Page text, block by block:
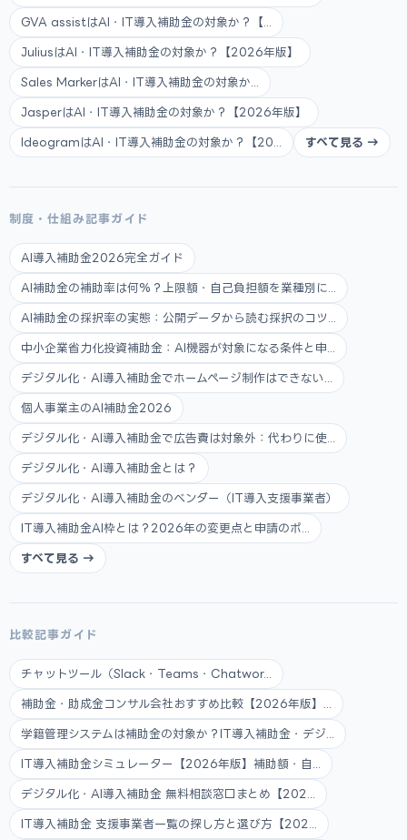
GVA assistはAI・IT導入補助金の対象か？【...
JuliusはAI・IT導入補助金の対象か？【2026年版】
Sales MarkerはAI・IT導入補助金の対象か...
JasperはAI・IT導入補助金の対象か？【2026年版】
IdeogramはAI・IT導入補助金の対象か？【20... すべて見る →
制度・仕組み記事ガイド
AI導入補助金2026完全ガイド
AI補助金の補助率は何%？上限額・自己負担額を業種別に...
AI補助金の採択率の実態：公開データから読む採択のコツ...
中小企業省力化投資補助金：AI機器が対象になる条件と申...
デジタル化・AI導入補助金でホームページ制作はできない...
個人事業主のAI補助金2026
デジタル化・AI導入補助金で広告費は対象外：代わりに使...
デジタル化・AI導入補助金とは？
デジタル化・AI導入補助金のベンダー（IT導入支援事業者）
IT導入補助金AI枠とは？2026年の変更点と申請のポ...
すべて見る →
比較記事ガイド
チャットツール（Slack・Teams・Chatwor...
補助金・助成金コンサル会社おすすめ比較【2026年版】...
学籍管理システムは補助金の対象か？IT導入補助金・デジ...
IT導入補助金シミュレーター【2026年版】補助額・自...
デジタル化・AI導入補助金 無料相談窓口まとめ【202...
IT導入補助金 支援事業者一覧の探し方と選び方【202...